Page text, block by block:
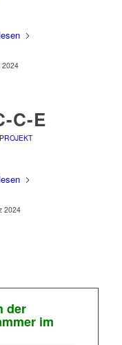
2024
C-E
PROJEKT
2024
der
im